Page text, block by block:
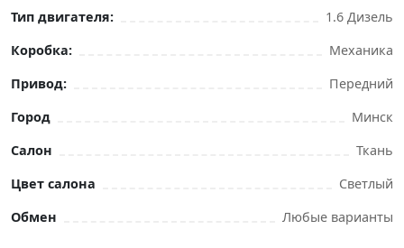
Тип двигателя:
1.6 Дизель
Коробка:
Механика
Привод:
Передний
Город
Минск
Салон
Ткань
Цвет салона
Светлый
Обмен
Любые варианты